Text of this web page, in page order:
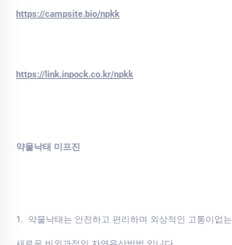
https://campsite.bio/npkk
https://link.inpock.co.kr/npkk
약물낙태 미프진
1. 약물낙태는 안전하고 편리하며 외상적인 고통이없는